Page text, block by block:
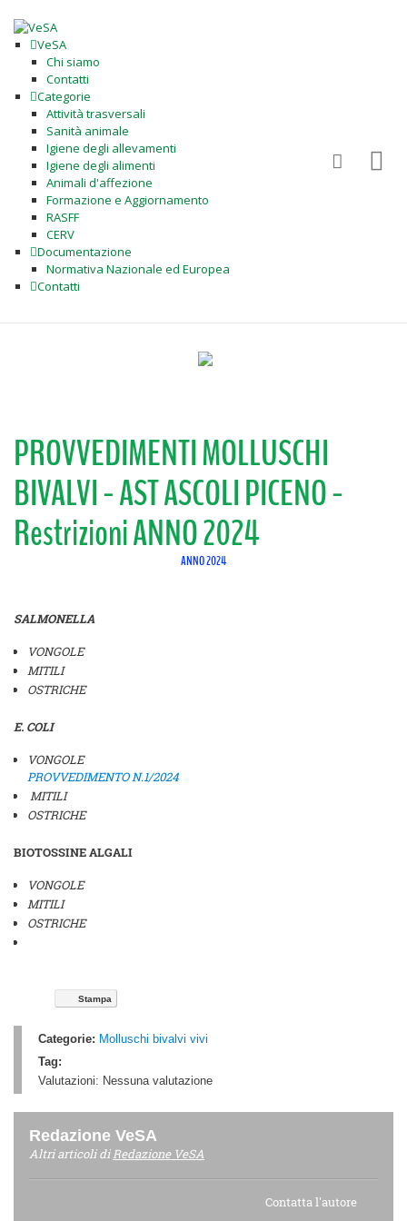
VeSA
Chi siamo
Contatti
Categorie
Attività trasversali
Sanità animale
Igiene degli allevamenti
Igiene degli alimenti
Animali d'affezione
Formazione e Aggiornamento
RASFF
CERV
Documentazione
Normativa Nazionale ed Europea
Contatti
PROVVEDIMENTI MOLLUSCHI
BIVALVI - AST ASCOLI PICENO -
Restrizioni ANNO 2024
ANNO 2024
SALMONELLA
VONGOLE
MITILI
OSTRICHE
E. COLI
VONGOLE
PROVVEDIMENTO N.1/2024
MITILI
OSTRICHE
BIOTOSSINE ALGALI
VONGOLE
MITILI
OSTRICHE
Stampa
Categorie: Molluschi bivalvi vivi
Tag:
Valutazioni: Nessuna valutazione
Redazione VeSA
Altri articoli diRedazione VeSA
Contatta l'autore